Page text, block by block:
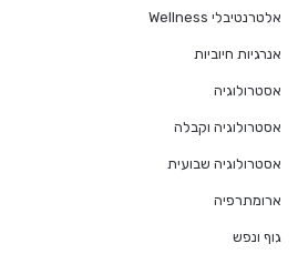
אלטרנטיבלי Wellness
אנרגיות חיוביות
אסטרולוגיה
אסטרולוגיה וקבלה
אסטרולוגיה שבועית
ארומתרפיה
גוף ונפש